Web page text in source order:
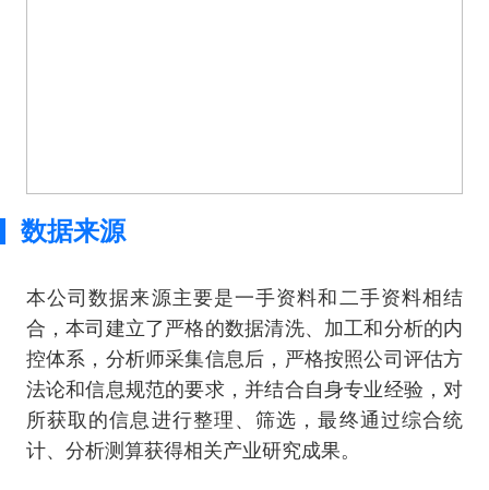
数据来源
本公司数据来源主要是一手资料和二手资料相结
合，本司建立了严格的数据清洗、加工和分析的内
控体系，分析师采集信息后，严格按照公司评估方
法论和信息规范的要求，并结合自身专业经验，对
所获取的信息进行整理、筛选，最终通过综合统
计、分析测算获得相关产业研究成果。